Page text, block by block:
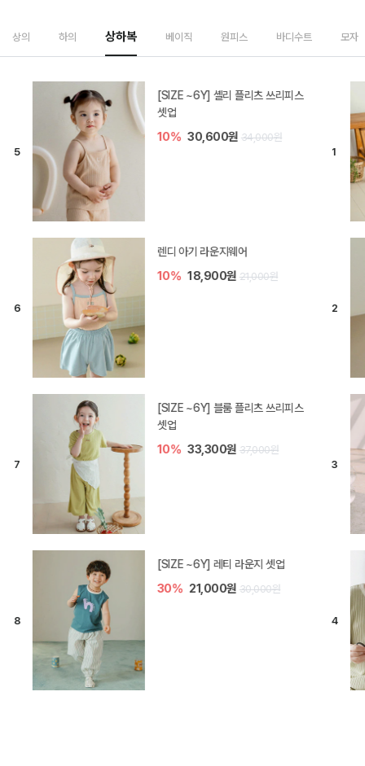
상의 하의 상하복 베이직 원피스 바디수트 모자
[SIZE ~6Y] 셸리 플리츠 쓰리피스
셋업
10% 30,600원 34,000원
렌디 아기 라운지웨어
10% 18,900원 21,000원
[SIZE ~6Y] 블룸 플리츠 쓰리피스
셋업
10% 33,300원 37,000원
[SIZE ~6Y] 레티 라운지 셋업
30% 21,000원 30,000원